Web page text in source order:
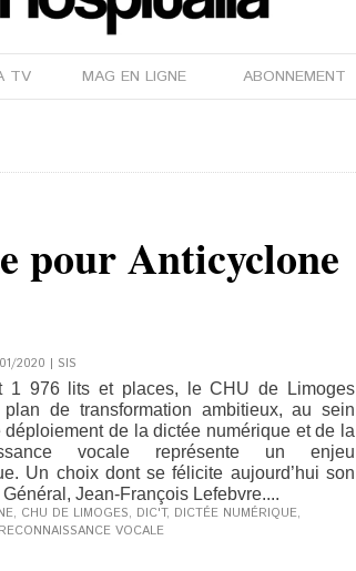
TV MAG EN LIGNE ABONNEMENT
pour Anticyclone
2020 | SIS
1 976 lits et places, le CHU de Limoges
de transformation ambitieux, au sein
déploiement de la dictée numérique et de la
vocale représente un enjeu
Un choix dont se félicite aujourd’hui son
Jean-François Lefebvre....
, CHU DE LIMOGES, DIC'T, DICTÉE NUMÉRIQUE,
RECONNAISSANCE VOCALE